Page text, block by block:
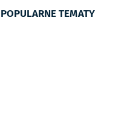
POPULARNE TEMATY